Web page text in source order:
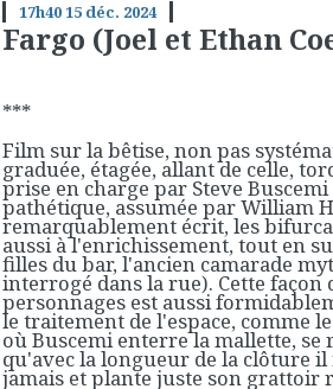
17h4015 déc. 2024
Fargo (Joel et Ethan
***
Film sur la bêtise, non pas
graduée, étagée, allant de celle,
prise en charge par Steve
pathétique, assumée par William
remarquablement écrit, les
aussi à l'enrichissement, tout en
filles du bar, l'ancien camarade
interrogé dans la rue). Cette façon
personnages est aussi
le traitement de l'espace, comme
où Buscemi enterre la mallette, se
qu'avec la longueur de la clôture
jamais et plante juste son grattoir